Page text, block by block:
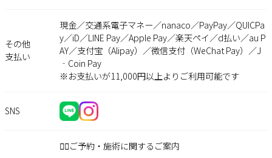
その他
支払い
現金／交通系電子マネー／nanaco／PayPay／QUICPa
y／iD／LINE Pay／Apple Pay／楽天ペイ／d払い／au P
AY／支付宝（Alipay）／微信支付（WeChat Pay）／J
‐Coin Pay
※お支払いが11,000円以上よりご利用可能です
SNS
💇‍♀️ご予約・施術に関するご案内